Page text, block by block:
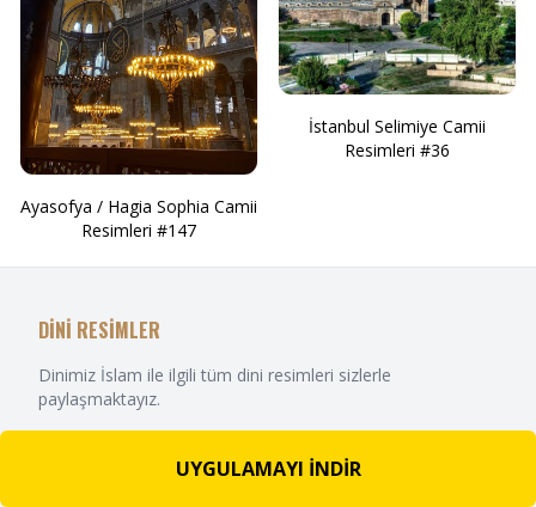
UYGULAMAYI İNDİR
Ayasofya / Hagia Sophia Camii
Resimleri #147
İstanbul Selimiye Camii
Resimleri #36
DİNİ RESİMLER
Dinimiz İslam ile ilgili tüm dini resimleri sizlerle
paylaşmaktayız.